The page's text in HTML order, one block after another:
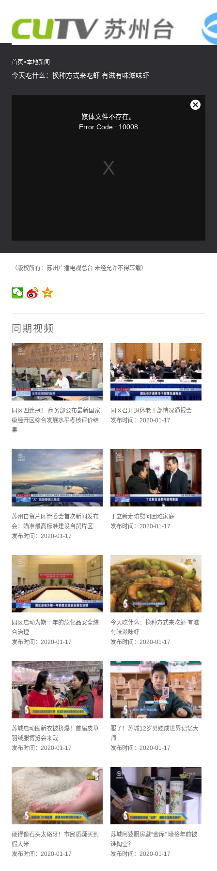
首页>本地新闻
今天吃什么：换种方式来吃虾 有滋有味滋味虾
媒体文件不存在。
Error Code : 10008
关
（版权所有：苏州广播电视总台 未经允许不得转载）
同期视频
园区四连冠！ 商务部公布最新国家
级经开区综合发展水平考核评价结
果
园区召开退休老干部情况通报会
发布时间：2020-01-17
苏州自贸片区管委会首次新闻发布
会：瞄准最高标准建设自贸片区
发布时间：2020-01-17
丁立新走访慰问困难家庭
发布时间：2020-01-17
园区启动为期一年的危化品安全综
合治理
发布时间：2020-01-17
今天吃什么：换种方式来吃虾 有滋
有味滋味虾
发布时间：2020-01-17
苏城启动囤新衣被挤爆！首届皮草
羽绒服博览会来哉
发布时间：2020-01-17
服了！苏城12岁男娃成世界记忆大
师
发布时间：2020-01-17
硬得像石头太硌牙！市民质疑买到
假大米
发布时间：2020-01-17
苏城阿婆厨房藏“金库” 暗格年前被
谁掏空？
发布时间：2020-01-17